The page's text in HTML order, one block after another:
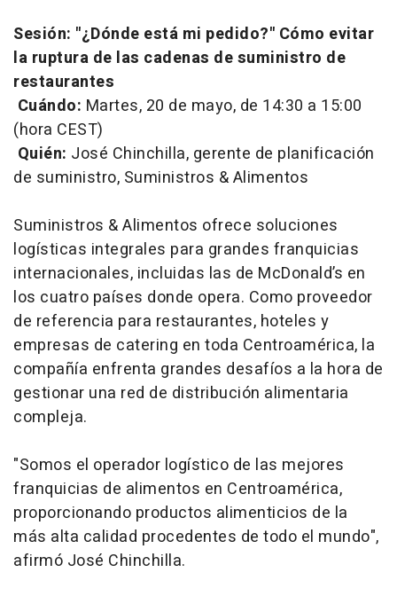
Sesión: "¿Dónde está mi pedido?" Cómo evitar
la ruptura de las cadenas de suministro de
restaurantes
Cuándo: Martes, 20 de mayo, de 14:30 a 15:00
(hora CEST)
Quién: José Chinchilla, gerente de planificación
de suministro, Suministros & Alimentos
Suministros & Alimentos ofrece soluciones
logísticas integrales para grandes franquicias
internacionales, incluidas las de McDonald’s en
los cuatro países donde opera. Como proveedor
de referencia para restaurantes, hoteles y
empresas de catering en toda Centroamérica, la
compañía enfrenta grandes desafíos a la hora de
gestionar una red de distribución alimentaria
compleja.
"Somos el operador logístico de las mejores
franquicias de alimentos en Centroamérica,
proporcionando productos alimenticios de la
más alta calidad procedentes de todo el mundo",
afirmó José Chinchilla.